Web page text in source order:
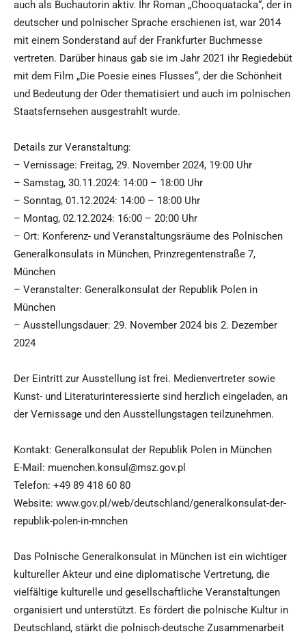
auch als Buchautorin aktiv. Ihr Roman „Chooquatacka“, der in
deutscher und polnischer Sprache erschienen ist, war 2014
mit einem Sonderstand auf der Frankfurter Buchmesse
vertreten. Darüber hinaus gab sie im Jahr 2021 ihr Regiedebüt
mit dem Film „Die Poesie eines Flusses“, der die Schönheit
und Bedeutung der Oder thematisiert und auch im polnischen
Staatsfernsehen ausgestrahlt wurde.
Details zur Veranstaltung:
– Vernissage: Freitag, 29. November 2024, 19:00 Uhr
– Samstag, 30.11.2024: 14:00 – 18:00 Uhr
– Sonntag, 01.12.2024: 14:00 – 18:00 Uhr
– Montag, 02.12.2024: 16:00 – 20:00 Uhr
– Ort: Konferenz- und Veranstaltungsräume des Polnischen
Generalkonsulats in München, Prinzregentenstraße 7,
München
– Veranstalter: Generalkonsulat der Republik Polen in
München
– Ausstellungsdauer: 29. November 2024 bis 2. Dezember
2024
Der Eintritt zur Ausstellung ist frei. Medienvertreter sowie
Kunst- und Literaturinteressierte sind herzlich eingeladen, an
der Vernissage und den Ausstellungstagen teilzunehmen.
Kontakt: Generalkonsulat der Republik Polen in München
E-Mail: muenchen.konsul@msz.gov.pl
Telefon: +49 89 418 60 80
Website: www.gov.pl/web/deutschland/generalkonsulat-der-
republik-polen-in-mnchen
Das Polnische Generalkonsulat in München ist ein wichtiger
kultureller Akteur und eine diplomatische Vertretung, die
vielfältige kulturelle und gesellschaftliche Veranstaltungen
organisiert und unterstützt. Es fördert die polnische Kultur in
Deutschland, stärkt die polnisch-deutsche Zusammenarbeit